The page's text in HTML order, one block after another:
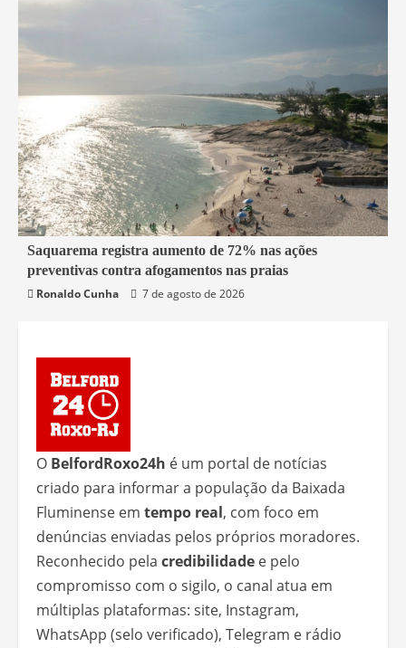
2 min read
Saquarema
Saquarema registra aumento de 72% nas ações
preventivas contra afogamentos nas praias
Ronaldo Cunha
7 de agosto de 2026
O BelfordRoxo24h é um portal de notícias
criado para informar a população da Baixada
Fluminense em tempo real, com foco em
denúncias enviadas pelos próprios moradores.
Reconhecido pela credibilidade e pelo
compromisso com o sigilo, o canal atua em
múltiplas plataformas: site, Instagram,
WhatsApp (selo verificado), Telegram e rádio